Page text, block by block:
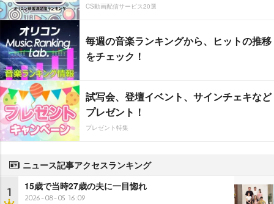
CS動画配信サービス20選
毎週の音楽ランキングから、ヒットの推移
をチェック！
試写会、登壇イベント、サインチェキなど
プレゼント！
プレゼント特集
ニュース記事アクセスランキング
1 15歳で当時27歳の夫に一目惚れ
2026-08-05 16:09